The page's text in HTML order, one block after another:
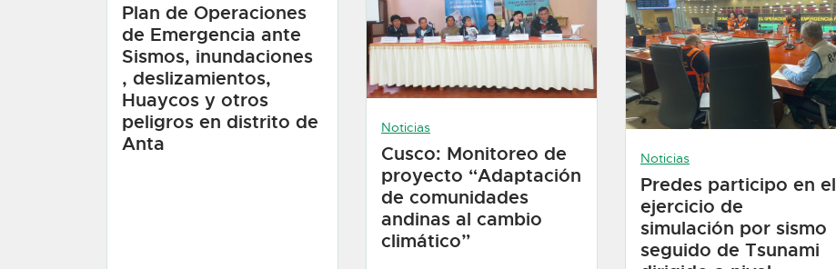
Plan de Operaciones
de Emergencia ante
Sismos, inundaciones
, deslizamientos,
Huaycos y otros
peligros en distrito de
Anta
Noticias
Cusco: Monitoreo de
proyecto “Adaptación
de comunidades
andinas al cambio
climático”
Noticias
Predes participo en el
ejercicio de
simulación por sismo
seguido de Tsunami